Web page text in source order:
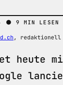
● 9 MIN LESEN
, redaktionell
heute